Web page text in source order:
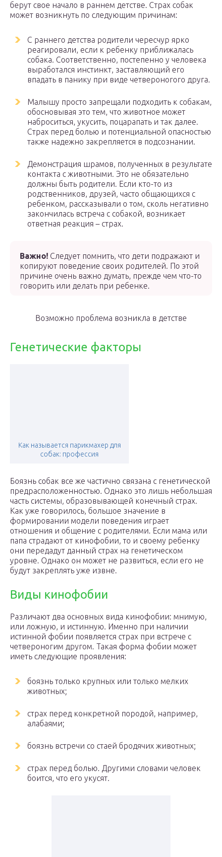
берут свое начало в раннем детстве. Страх собак
может возникнуть по следующим причинам:
С раннего детства родители чересчур ярко
реагировали, если к ребенку приближалась
собака. Соответственно, постепенно у человека
выработался инстинкт, заставляющий его
впадать в панику при виде четвероногого друга.
Малышу просто запрещали подходить к собакам,
обосновывая это тем, что животное может
наброситься, укусить, поцарапать и так далее.
Страх перед болью и потенциальной опасностью
также надежно закрепляется в подсознании.
Демонстрация шрамов, полученных в результате
контакта с животными. Это не обязательно
должны быть родители. Если кто-то из
родственников, друзей, часто общающихся с
ребенком, рассказывали о том, сколь негативно
закончилась встреча с собакой, возникает
ответная реакция – страх.
Важно! Следует помнить, что дети подражают и
копируют поведение своих родителей. По этой
причине очень важно думать, прежде чем что-то
говорить или делать при ребенке.
Возможно проблема возникла в детстве
Генетические факторы
Как называется парикмахер для
собак: профессия
Боязнь собак все же частично связана с генетической
предрасположенностью. Однако это лишь небольшая
часть системы, образовывающей конечный страх.
Как уже говорилось, большое значение в
формировании модели поведения играет
отношения и общение с родителями. Если мама или
папа страдают от кинофобии, то и своему ребенку
они передадут данный страх на генетическом
уровне. Однако он может не развиться, если его не
будут закреплять уже извне.
Виды кинофобии
Различают два основных вида кинофобии: мнимую,
или ложную, и истинную. Именно при наличии
истинной фобии появляется страх при встрече с
четвероногим другом. Такая форма фобии может
иметь следующие проявления:
боязнь только крупных или только мелких
животных;
страх перед конкретной породой, например,
алабаями;
боязнь встречи со стаей бродячих животных;
страх перед болью. Другими словами человек
боится, что его укусят.